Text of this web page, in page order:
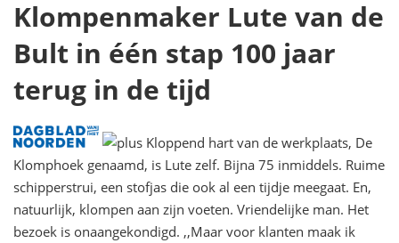
Klompenmaker Lute van de
Bult in één stap 100 jaar
terug in de tijd
Kloppend hart van de werkplaats, De
Klomphoek genaamd, is Lute zelf. Bijna 75 inmiddels. Ruime
schipperstrui, een stofjas die ook al een tijdje meegaat. En,
natuurlijk, klompen aan zijn voeten. Vriendelijke man. Het
bezoek is onaangekondigd. ,,Maar voor klanten maak ik